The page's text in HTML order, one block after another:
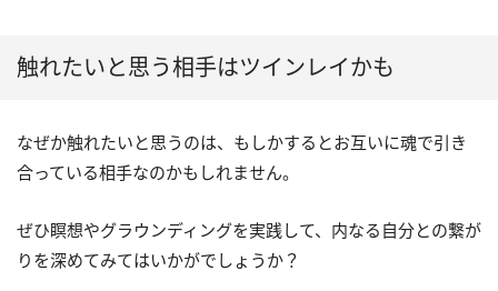
触れたいと思う相手はツインレイかも
なぜか触れたいと思うのは、もしかするとお互いに魂で引き
合っている相手なのかもしれません。
ぜひ瞑想やグラウンディングを実践して、内なる自分との繋が
りを深めてみてはいかがでしょうか？